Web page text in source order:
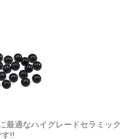
最適なハイグレードセラミッ
!!